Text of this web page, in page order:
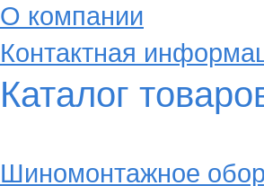
О компании
Контактная
Каталог
Шиномонтажное